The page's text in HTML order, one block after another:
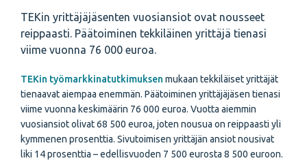
TEKin yrittäjäjäsenten vuosiansiot ovat nousseet
reippaasti. Päätoiminen tekkiläinen yrittäjä tienasi
viime vuonna 76 000 euroa.
TEKin työmarkkinatutkimuksen mukaan tekkiläiset yrittäjät
tienaavat aiempaa enemmän. Päätoiminen yrittäjäjäsen tienasi
viime vuonna keskimäärin 76 000 euroa. Vuotta aiemmin
vuosiansiot olivat 68 500 euroa, joten nousua on reippaasti yli
kymmenen prosenttia. Sivutoimisen yrittäjän ansiot nousivat
liki 14 prosenttia – edellisvuoden 7 500 eurosta 8 500 euroon.